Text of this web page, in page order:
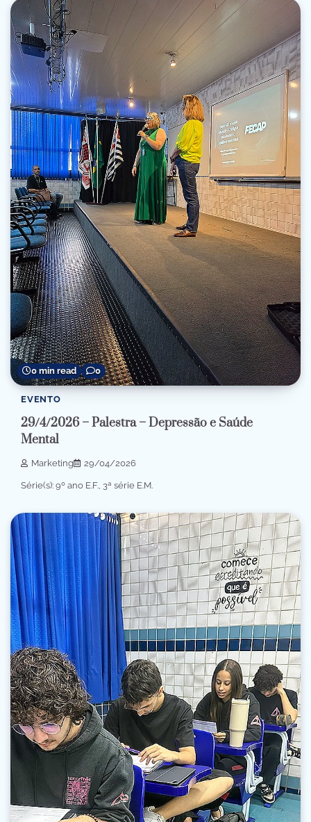
0 min read 0
EVENTO
29/4/2026 – Palestra – Depressão e Saúde
Mental
Marketing 29/04/2026
Série(s): 9º ano E.F., 3ª série E.M.